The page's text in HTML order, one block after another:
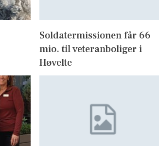
Soldatermissionen får 66
mio. til veteranboliger i
Høvelte